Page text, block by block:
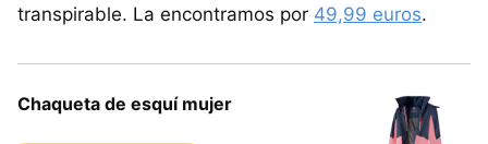
transpirable. La encontramos por 49,99 euros.
Chaqueta de esquí mujer